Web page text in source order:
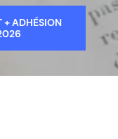
+ ADHÉSION